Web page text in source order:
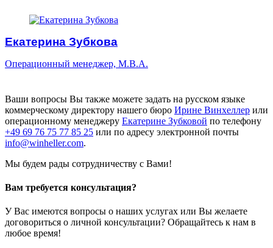
Екатерина Зубкова
Операционный менеджер, M.B.A.
Ваши вопросы Вы также можете задать на русском языке
коммерческому директору нашего бюро Ирине Винхеллер или
операционному менеджеру Екатерине Зубковой по телефону
+49 69 76 75 77 85 25 или по адресу электронной почты
info@winheller.com.
Мы будем рады сотрудничеству с Вами!
Вам требуется консультация?
У Вас имеются вопросы о наших услугах или Вы желаете
договориться о личной консультации? Обращайтесь к нам в
любое время!